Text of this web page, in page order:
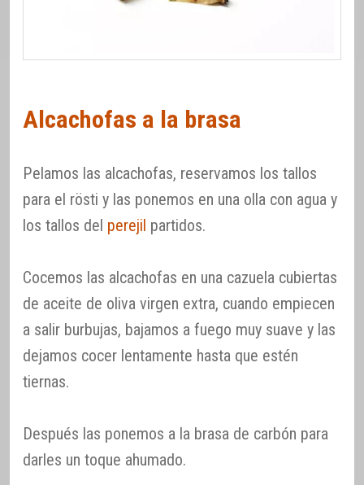
Alcachofas a la brasa
Pelamos las alcachofas, reservamos los tallos
para el rösti y las ponemos en una olla con agua y
los tallos del perejil partidos.
Cocemos las alcachofas en una cazuela cubiertas
de aceite de oliva virgen extra, cuando empiecen
a salir burbujas, bajamos a fuego muy suave y las
dejamos cocer lentamente hasta que estén
tiernas.
Después las ponemos a la brasa de carbón para
darles un toque ahumado.